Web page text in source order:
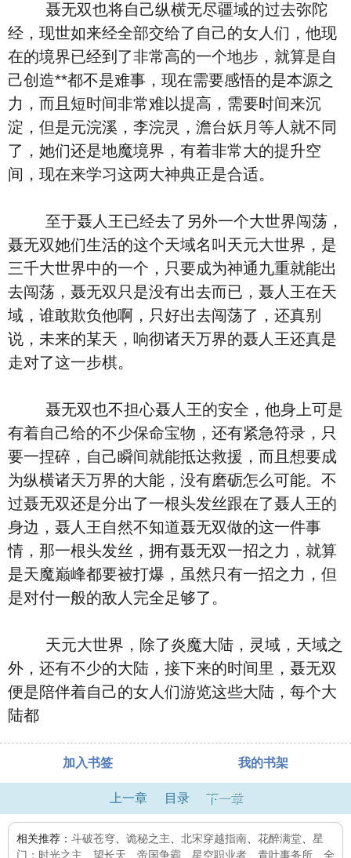
聂无双也将自己纵横无尽疆域的过去弥陀
经，现世如来经全部交给了自己的女人们，他现
在的境界已经到了非常高的一个地步，就算是自
己创造**都不是难事，现在需要感悟的是本源之
力，而且短时间非常难以提高，需要时间来沉
淀，但是元浣溪，李浣灵，澹台妖月等人就不同
了，她们还是地魔境界，有着非常大的提升空
间，现在来学习这两大神典正是合适。
至于聂人王已经去了另外一个大世界闯荡，
聂无双她们生活的这个天域名叫天元大世界，是
三千大世界中的一个，只要成为神通九重就能出
去闯荡，聂无双只是没有出去而已，聂人王在天
域，谁敢欺负他啊，只好出去闯荡了，还真别
说，未来的某天，响彻诸天万界的聂人王还真是
走对了这一步棋。
聂无双也不担心聂人王的安全，他身上可是
有着自己给的不少保命宝物，还有紧急符录，只
要一捏碎，自己瞬间就能抵达救援，而且想要成
为纵横诸天万界的大能，没有磨砺怎么可能。不
过聂无双还是分出了一根头发丝跟在了聂人王的
身边，聂人王自然不知道聂无双做的这一件事
情，那一根头发丝，拥有聂无双一招之力，就算
是天魔巅峰都要被打爆，虽然只有一招之力，但
是对付一般的敌人完全足够了。
天元大世界，除了炎魔大陆，灵域，天域之
外，还有不少的大陆，接下来的时间里，聂无双
便是陪伴着自己的女人们游览这些大陆，每个大
陆都
加入书签 我的书架
上一章 目录 下一章
相关推荐： 斗破苍穹 诡秘之主 北宋穿越指南 花醉满堂
星
门：时光之主
望长天 帝国争霸 星空职业者 青叶事务所 全